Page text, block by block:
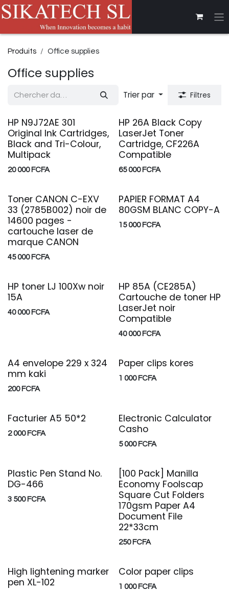
Se rendre au contenu
Produits Office supplies
Office supplies
Trier par Filtres
HP N9J72AE 301
Original Ink Cartridges,
Black and Tri-Colour,
Multipack
20 000FCFA
HP 26A Black Copy
LaserJet Toner
Cartridge, CF226A
Compatible
65 000FCFA
Toner CANON C-EXV
33 (2785B002) noir de
14600 pages -
cartouche laser de
marque CANON
45 000FCFA
PAPIER FORMAT A4
80GSM BLANC COPY-A
15 000FCFA
HP toner LJ 100Xw noir
15A
40 000FCFA
HP 85A (CE285A)
Cartouche de toner HP
LaserJet noir
Compatible
40 000FCFA
A4 envelope 229 x 324
mm kaki
200FCFA
Paper clips kores
1 000FCFA
Facturier A5 50*2
2 000FCFA
Electronic Calculator
Casho
5 000FCFA
Plastic Pen Stand No.
DG-466
3 500FCFA
[100 Pack] Manilla
Economy Foolscap
Square Cut Folders
170gsm Paper A4
Document File
22*33cm
250FCFA
High lightening marker
pen XL-102
Color paper clips
1 000FCFA